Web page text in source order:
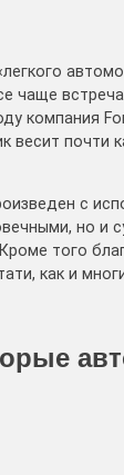
чаще
компания
почти
с
но и
того
как и